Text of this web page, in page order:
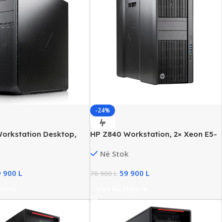
Desktop,
SSD NVMe, Quadro
900 L
-24%
HP Z840 Workstation, 2× Xeon E5-
2TB HDD, Quadro M4000/8GB
Në Stok
78 900L 59 900 L